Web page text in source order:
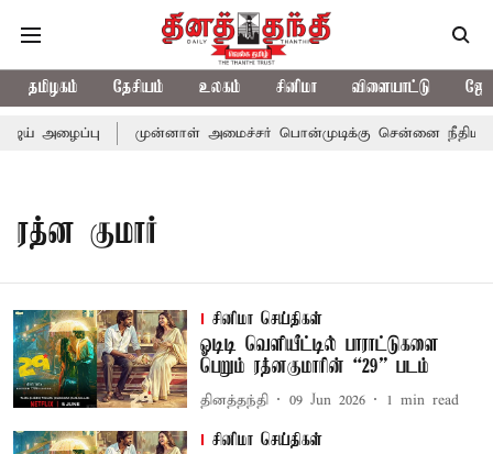
தமிழகம் தேசியம் உலகம் சினிமா விளையாட்டு
அழைப்பு முன்னாள் அமைச்சர் பொன்முடிக்கு சென்னை
ரத்ன குமார்
சினிமா செய்திகள்
ஓடிடி வெளியீட்டில் பாராட்டுகளை
பெறும் ரத்னகுமாரின் “29” படம்
தினத்தந்தி 09 Jun 2026 1 min read
சினிமா செய்திகள்